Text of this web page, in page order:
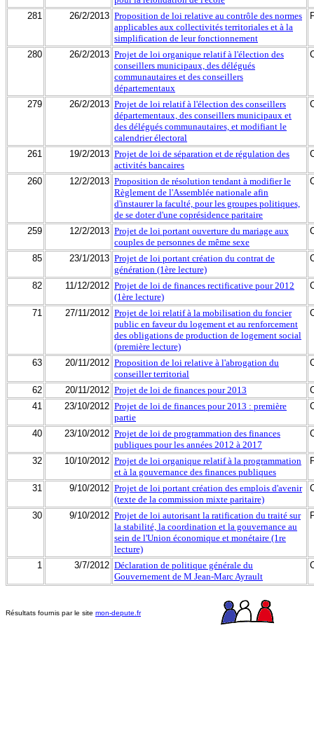
281 26/2/2013 Proposition de loi relative au contrôle des normes
applicables aux collectivités territoriales et à la
simplification de leur fonctionnement
280 26/2/2013 Projet de loi organique relatif à l'élection des
conseillers municipaux, des délégués
communautaires et des conseillers
départementaux
279 26/2/2013 Projet de loi relatif à l'élection des conseillers
départementaux, des conseillers municipaux et
des délégués communautaires, et modifiant le
calendrier électoral
261 19/2/2013 Projet de loi de séparation et de régulation des
activités bancaires
260 12/2/2013 Proposition de résolution tendant à modifier le
Règlement de l'Assemblée nationale afin
d'instaurer la faculté, pour les groupes politiques,
de se doter d'une coprésidence paritaire
259 12/2/2013 Projet de loi portant ouverture du mariage aux
couples de personnes de même sexe
85 23/1/2013 Projet de loi portant création du contrat de
génération (1ère lecture)
82 11/12/2012 Projet de loi de finances rectificative pour 2012
(1ère lecture)
71 27/11/2012 Projet de loi relatif à la mobilisation du foncier
public en faveur du logement et au renforcement
des obligations de production de logement social
(première lecture)
63 20/11/2012 Proposition de loi relative à l'abrogation du
conseiller territorial
62 20/11/2012 Projet de loi de finances pour 2013
41
23/10/2012 Projet de loi de finances pour 2013 : première
partie
40 23/10/2012 Projet de loi de programmation des finances
publiques pour les années 2012 à 2017
32 10/10/2012 Projet de loi organique relatif à la programmation
et à la gouvernance des finances publiques
31 9/10/2012 Projet de loi portant création des emplois d'avenir
(texte de la commission mixte paritaire)
30 9/10/2012 Projet de loi autorisant la ratification du traité sur
la stabilité, la coordination et la gouvernance au
sein de l'Union économique et monétaire (1re
lecture)
1 3/7/2012 Déclaration de politique générale du
Gouvernement de M Jean-Marc Ayrault
Résultats fournis par le site mon-depute.fr